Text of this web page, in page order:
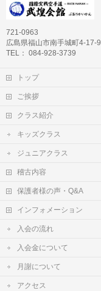
721-0963
広島県福山市南手城町4-17-9
TEL： 084-928-3739
トップ
ご挨拶
クラス紹介
キッズクラス
ジュニアクラス
稽古内容
保護者様の声・Q&A
インフォメーション
入会の流れ
入会金について
月謝について
アクセス